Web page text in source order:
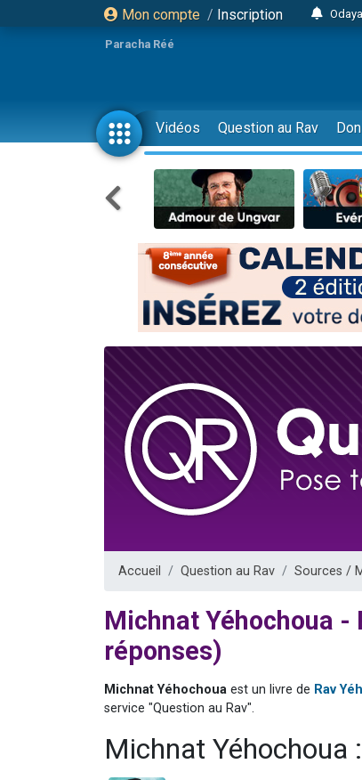
Mon compte / Inscription
2
13
Il
3
2
3
8
61
Ariel
Paracha Réé
Vidéos Question au Rav
Accueil Question au Rav Sources /
Michnat Yéhochoua -
réponses)
Michnat Yéhochoua est un livre de Rav
service "Question au Rav".
Michnat Yéhochoua